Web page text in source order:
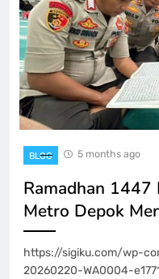
BLOG 5 months ago
Ramadhan 1447
Metro Depok
https://sigiku.com/wp-
20260220-WA0004-